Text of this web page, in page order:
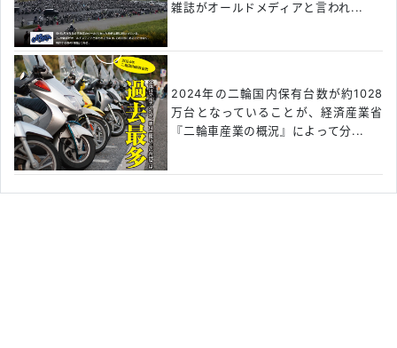
雑誌がオールドメディアと言われ...
2024年の二輪国内保有台数が約1028
万台となっていることが、経済産業省
『二輪車産業の概況』によって分...